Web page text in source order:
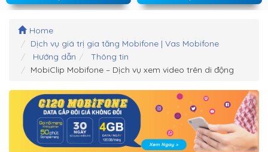
Home
Dịch vụ giá trị gia tăng Mobifone | Vas Mobifone
Hướng dẫn
Thông tin
MobiClip Mobifone – Dịch vụ xem video trên di động